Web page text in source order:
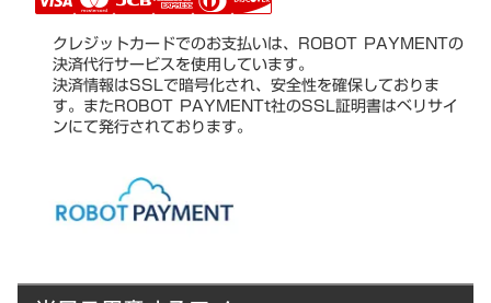
クレジットカードでのお支払いは、ROBOT PAYMENTの
決済代行サービスを使用しています。
決済情報はSSLで暗号化され、安全性を確保しておりま
す。またROBOT PAYMENTt社のSSL証明書はベリサイ
ンにて発行されております。